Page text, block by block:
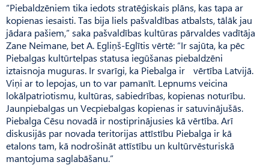
“Piebaldzēniem tika iedots stratēģiskais plāns, kas tapa ar
kopienas iesaisti. Tas bija liels pašvaldības atbalsts, tālāk jau
jādara pašiem,” saka pašvaldības kultūras pārvaldes vadītāja
Zane Neimane, bet A. Egliņš-Eglītis vērtē: “Ir sajūta, ka pēc
Piebal­gas kultūrtelpas statusa iegūšanas piebaldzēni
iztaisnoja muguras. Ir svarīgi, ka Piebalga ir vērtība Latvijā.
Viņi ar to lepojas, un to var pamanīt. Lep­nums veicina
lokālpatriotismu, kultūras, sabiedrības, kopienas noturību.
Jaunpiebalgas un Vec­piebalgas kopienas ir satuvinājušās.
Piebalga Cēsu novadā ir nostiprinājusies kā vērtība. Arī
diskusijās par novada teritorijas attīstību Piebalga ir kā
etalons tam, kā nodrošināt attīstību un kultūrvēsturiskā
mantojuma saglabāšanu.”